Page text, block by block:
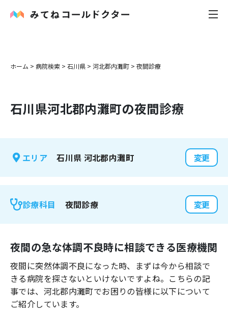
内科
花粉症
感染症
よくあるご質問
ホーム > 病院検索 > 石川県 > 河北郡内灘町 > 夜間診療
石川県河北郡内灘町の夜間診療
エリア 石川県 河北郡内灘町 変更
診療科目 夜間診療 変更
夜間の急な体調不良時に相談できる医療機関
夜間に突然体調不良になった時、まずは今から相談で
きる病院を探さないといけないですよね。こちらの記
事では、 河北郡内灘町でお困りの皆様に以下について
ご紹介しています。